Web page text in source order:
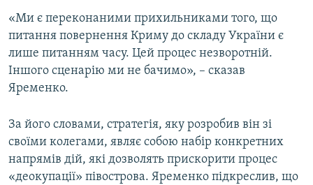
«Ми є переконаними прихильниками того, що
питання повернення Криму до складу України є
лише питанням часу. Цей процес незворотній.
Іншого сценарію ми не бачимо», – сказав
Яременко.
За його словами, стратегія, яку розробив він зі
своїми колегами, являє собою набір конкретних
напрямів дій, які дозволять прискорити процес
«деокупації» півострова. Яременко підкреслив, що